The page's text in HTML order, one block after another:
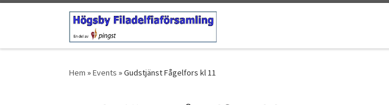
Hoppa till innehåll
Hem »Events »Gudstjänst Fågelfors kl 11